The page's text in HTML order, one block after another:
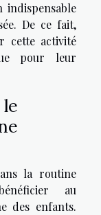
indispensable
De ce fait,
cette activité
pour leur
la routine
au
des enfants.